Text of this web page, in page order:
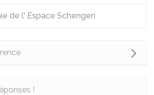
de l' Espace Schengen
!